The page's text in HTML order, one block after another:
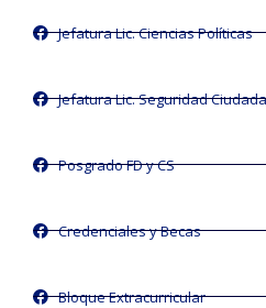
Jefatura Lic. Ciencias Políticas
Jefatura Lic. Seguridad
Posgrado FD y CS
Credenciales y Becas
Bloque Extracurricular